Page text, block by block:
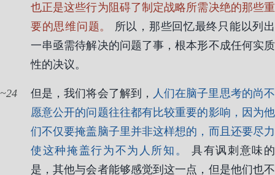
也正是这些行为阻碍了制定战略所需决绝的那些重
要的思维问题。
所以，那些回忆最终只能以列出
一串亟需待解决的问题了事，根本形不成任何实质
性的决议。
24 但是，我们将会了解到， 人们在脑子里思考的尚不
愿意公开的问题往往都有比较重要的影响，因为他
们不仅要掩盖脑子里并非这样想的，而且还要尽力
使这种掩盖行为不为人所知。
具有讽刺意味的
是，其他与会者能够感觉到这一点，但是他们也不